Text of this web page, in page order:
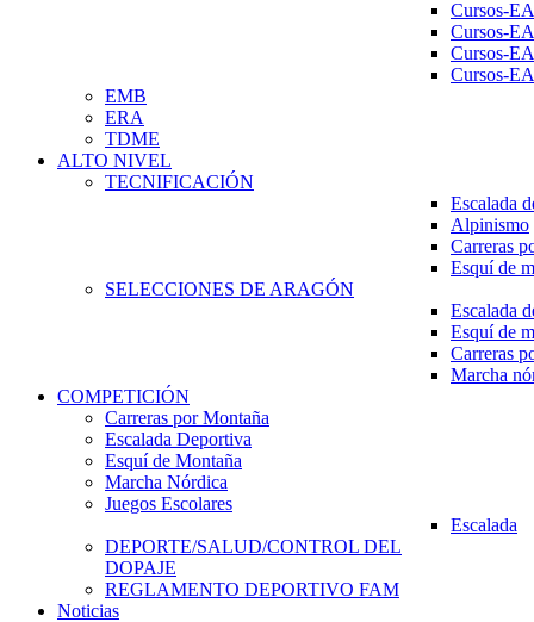
Cursos-
Cursos-
Cursos-
Cursos-
EMB
ERA
TDME
ALTO NIVEL
TECNIFICACIÓN
Escalada
Alpinismo
Carreras
Esquí de
SELECCIONES DE ARAGÓN
Escalada
Esquí de
Carreras
Marcha
COMPETICIÓN
Carreras por Montaña
Escalada Deportiva
Esquí de Montaña
Marcha Nórdica
Juegos Escolares
Escalada
DEPORTE/SALUD/CONTROL DEL
DOPAJE
REGLAMENTO DEPORTIVO FAM
Noticias